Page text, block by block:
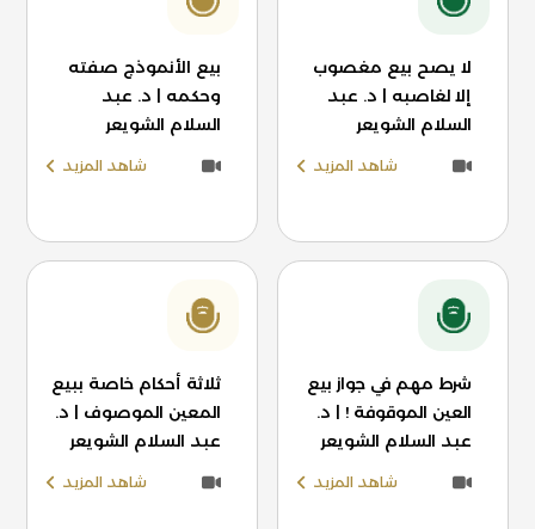
لا يصح بيع مغصوب
إلا لغاصبه | د. عبد
السلام الشويعر
شاهد المزيد
بيع الأنموذج صفته
وحكمه | د. عبد
السلام الشويعر
شاهد المزيد
شرط مهم في جواز بيع
العين الموقوفة ! | د.
عبد السلام الشويعر
شاهد المزيد
ثلاثة أحكام خاصة ببيع
المعين الموصوف | د.
عبد السلام الشويعر
شاهد المزيد